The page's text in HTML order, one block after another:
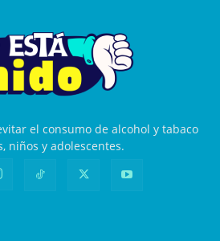
el consumo de alcohol y tabaco
niños y adolescentes.